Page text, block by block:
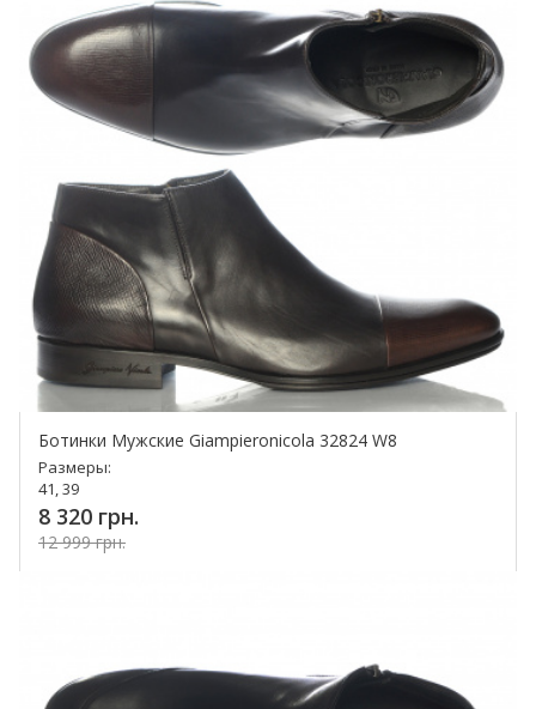
Ботинки Мужские Giampieronicola 32824 W8
Размеры:
41, 39
8 320 грн.
12 999 грн.